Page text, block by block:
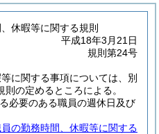
休暇等に関する規則
平成18年3月21日
規則第24号
に関する事項については、別
の定めるところによる。
必要のある職員の週休日及び
の勤務時間、休暇等に関する